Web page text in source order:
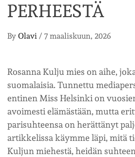
PERHEESTÄ
By Olavi / 7 maaliskuun, 2026
Rosanna Kulju mies on aihe,
suomalaisia. Tunnettu
entinen Miss Helsinki on
avoimesti elämästään, mutta
parisuhteensa on herättänyt
artikkelissa käymme läpi, mitä
Kuljun miehestä, heidän